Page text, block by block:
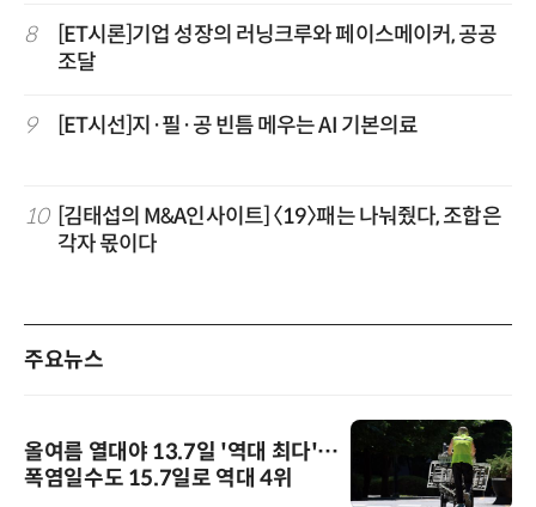
8
[ET시론]기업 성장의 러닝크루와 페이스메이커, 공공
조달
9 [ET시선]지·필·공 빈틈 메우는 AI 기본의료
10
[김태섭의 M&A인사이트] 〈19〉패는 나눠줬다, 조합은
각자 몫이다
주요뉴스
올여름 열대야 13.7일 '역대 최다'…
폭염일수도 15.7일로 역대 4위